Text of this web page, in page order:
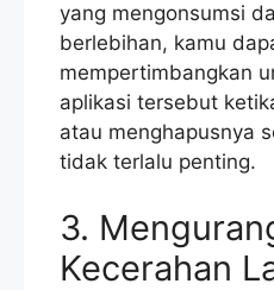
yang mengonsumsi
berlebihan, kamu
mempertimbangkan
aplikasi tersebut
atau menghapusnya
tidak terlalu penting.
3.
Kecerahan